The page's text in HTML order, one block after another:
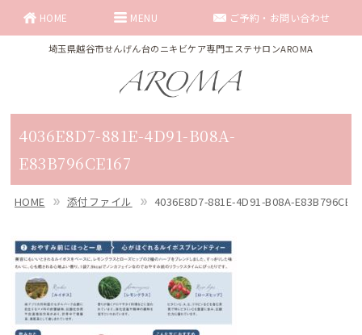
埼玉県越谷市せんげん台のニキビケア専門エステサロンAROMA
HOME ご予約・お問い合わせ
MENU
4036E8D7-881E-4D91-B08A-
E83B796CE167
HOME 添付ファイル 4036E8D7-881E-4D91-B08A-